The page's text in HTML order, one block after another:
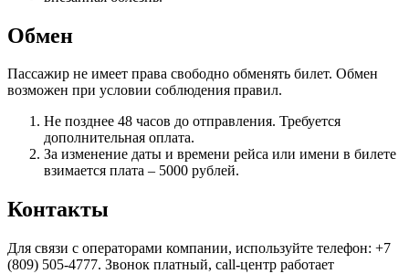
Обмен
Пассажир не имеет права свободно обменять билет. Обмен
возможен при условии соблюдения правил.
Не позднее 48 часов до отправления. Требуется
дополнительная оплата.
За изменение даты и времени рейса или имени в билете
взимается плата – 5000 рублей.
Контакты
Для связи с операторами компании, используйте телефон: +7
(809) 505-4777. Звонок платный, call-центр работает